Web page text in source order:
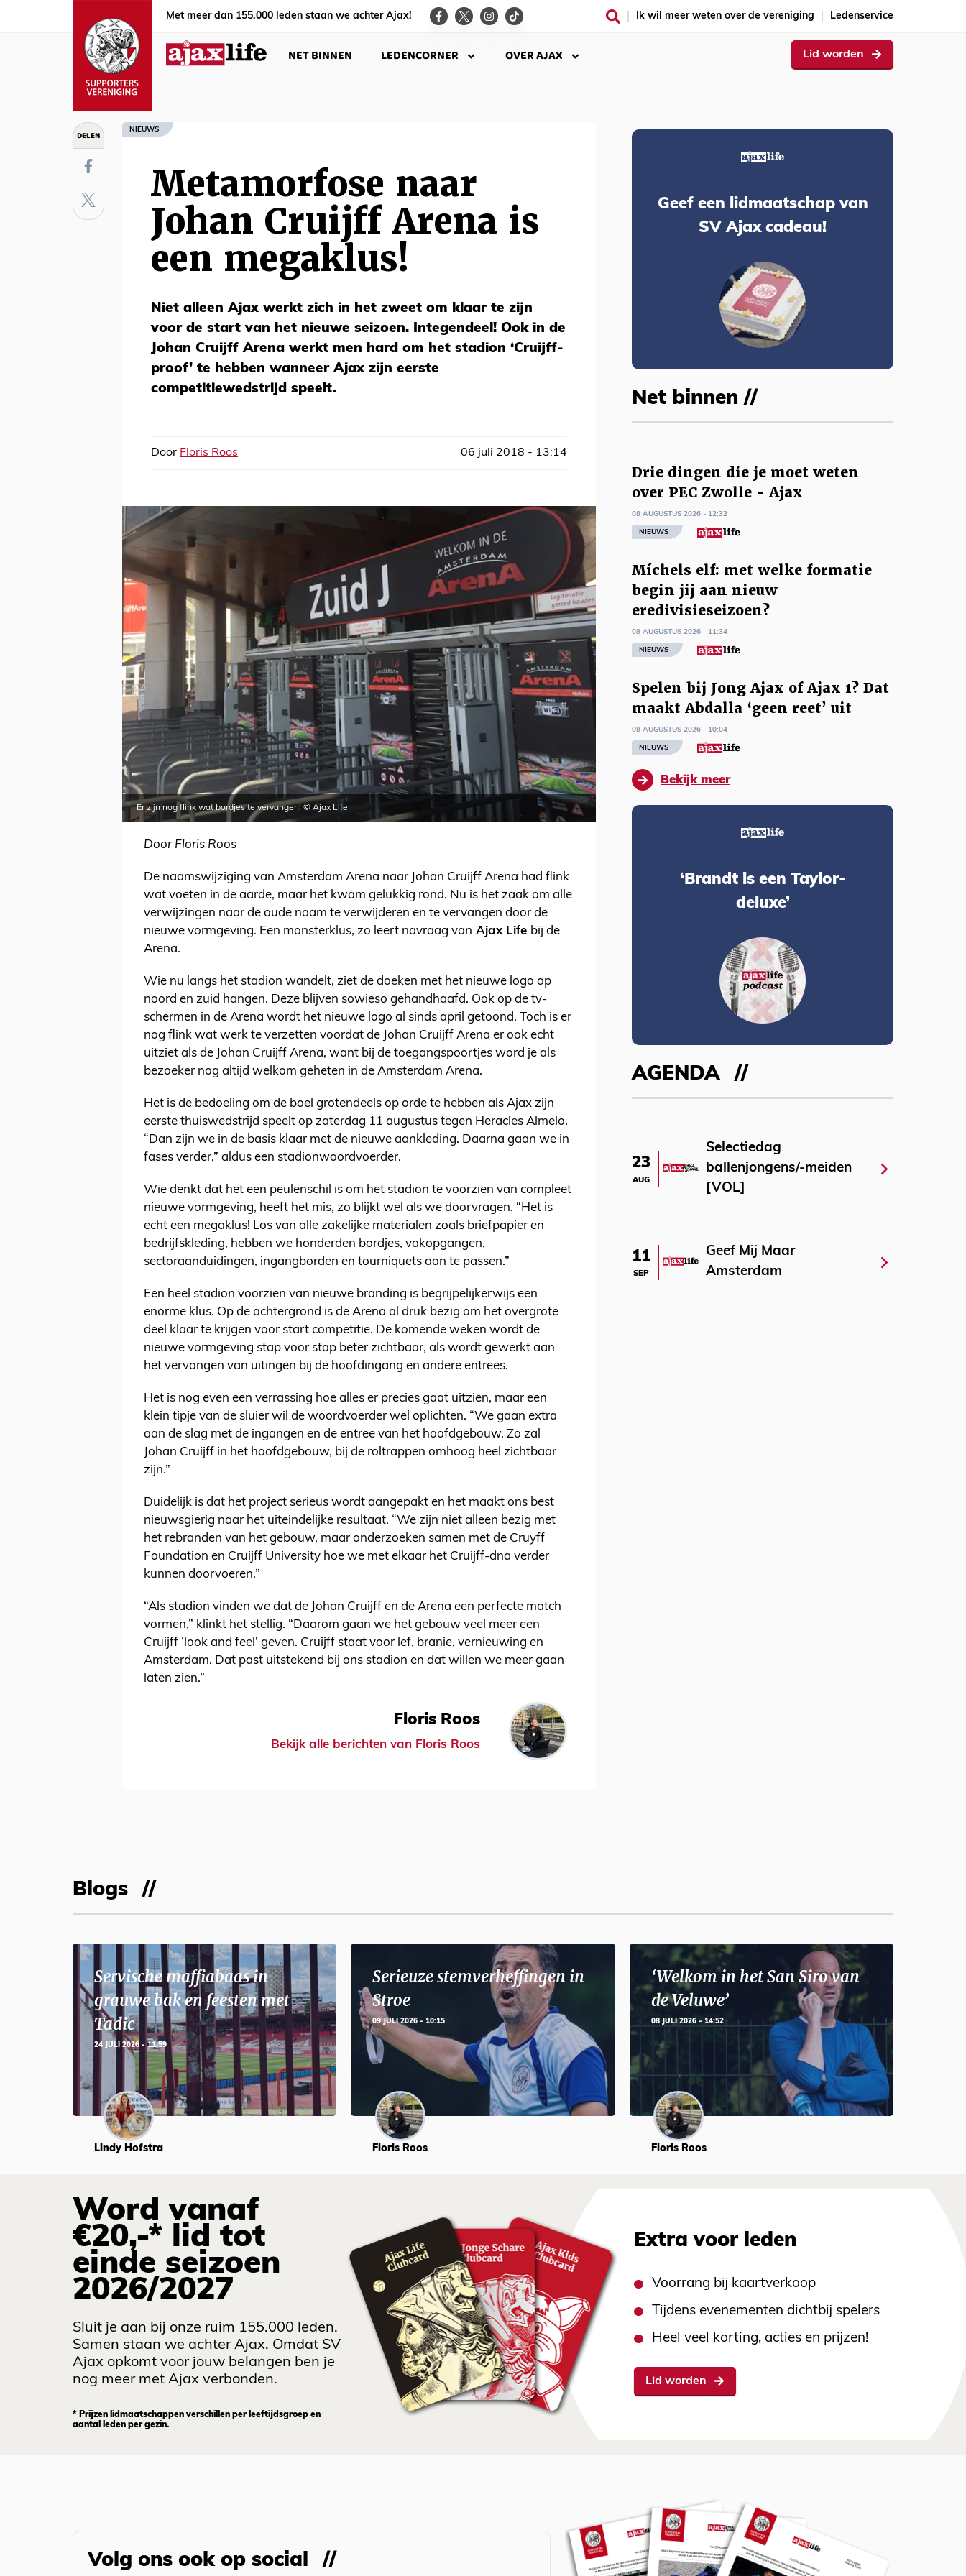
Met meer dan 155.000 leden staan we achter Ajax! Ik wil meer weten over de vereniging Ledenservice
NET BINNEN LEDENCORNER OVER AJAX Lid worden
DELEN NIEUWS
Metamorfose naar
Johan Cruijff Arena is
een megaklus!
Niet alleen Ajax werkt zich in het zweet om klaar te zijn
voor de start van het nieuwe seizoen. Integendeel! Ook in de
Johan Cruijff Arena werkt men hard om het stadion ‘Cruijff-
proof’ te hebben wanneer Ajax zijn eerste
competitiewedstrijd speelt.
Door Floris Roos 06 juli 2018 - 13:14
Er zijn nog flink wat bordjes te vervangen! © Ajax Life
Door Floris Roos
De naamswijziging van Amsterdam Arena naar Johan Cruijff Arena had flink
wat voeten in de aarde, maar het kwam gelukkig rond. Nu is het zaak om alle
verwijzingen naar de oude naam te verwijderen en te vervangen door de
nieuwe vormgeving. Een monsterklus, zo leert navraag van Ajax Life bij de
Arena.
Wie nu langs het stadion wandelt, ziet de doeken met het nieuwe logo op
noord en zuid hangen. Deze blijven sowieso gehandhaafd. Ook op de tv-
schermen in de Arena wordt het nieuwe logo al sinds april getoond. Toch is er
nog flink wat werk te verzetten voordat de Johan Cruijff Arena er ook echt
uitziet als de Johan Cruijff Arena, want bij de toegangspoortjes word je als
bezoeker nog altijd welkom geheten in de Amsterdam Arena.
Het is de bedoeling om de boel grotendeels op orde te hebben als Ajax zijn
eerste thuiswedstrijd speelt op zaterdag 11 augustus tegen Heracles Almelo.
“Dan zijn we in de basis klaar met de nieuwe aankleding. Daarna gaan we in
fases verder,” aldus een stadionwoordvoerder.
Wie denkt dat het een peulenschil is om het stadion te voorzien van compleet
nieuwe vormgeving, heeft het mis, zo blijkt wel als we doorvragen. “Het is
echt een megaklus! Los van alle zakelijke materialen zoals briefpapier en
bedrijfskleding, hebben we honderden bordjes, vakopgangen,
sectoraanduidingen, ingangborden en tourniquets aan te passen.”
Een heel stadion voorzien van nieuwe branding is begrijpelijkerwijs een
enorme klus. Op de achtergrond is de Arena al druk bezig om het overgrote
deel klaar te krijgen voor start competitie. De komende weken wordt de
nieuwe vormgeving stap voor stap beter zichtbaar, als wordt gewerkt aan
het vervangen van uitingen bij de hoofdingang en andere entrees.
Het is nog even een verrassing hoe alles er precies gaat uitzien, maar een
klein tipje van de sluier wil de woordvoerder wel oplichten. “We gaan extra
aan de slag met de ingangen en de entree van het hoofdgebouw. Zo zal
Johan Cruijff in het hoofdgebouw, bij de roltrappen omhoog heel zichtbaar
zijn.”
Duidelijk is dat het project serieus wordt aangepakt en het maakt ons best
nieuwsgierig naar het uiteindelijke resultaat. “We zijn niet alleen bezig met
het rebranden van het gebouw, maar onderzoeken samen met de Cruyff
Foundation en Cruijff University hoe we met elkaar het Cruijff-dna verder
kunnen doorvoeren.”
“Als stadion vinden we dat de Johan Cruijff en de Arena een perfecte match
vormen,” klinkt het stellig. “Daarom gaan we het gebouw veel meer een
Cruijff ‘look and feel’ geven. Cruijff staat voor lef, branie, vernieuwing en
Amsterdam. Dat past uitstekend bij ons stadion en dat willen we meer gaan
laten zien.”
Floris Roos
Bekijk alle berichten van Floris Roos
Geef een lidmaatschap van
SV Ajax cadeau!
Net binnen //
Drie dingen die je moet weten
over PEC Zwolle - Ajax
08 AUGUSTUS 2026 - 12:32
NIEUWS
Míchels elf: met welke formatie
begin jij aan nieuw
eredivisieseizoen?
08 AUGUSTUS 2026 - 11:34
NIEUWS
Spelen bij Jong Ajax of Ajax 1? Dat
maakt Abdalla ‘geen reet’ uit
08 AUGUSTUS 2026 - 10:04
NIEUWS
Bekijk meer
‘Brandt is een Taylor-
deluxe’
AGENDA
23
AUG
Selectiedag
ballenjongens/-meiden
[VOL]
11
SEP
Geef Mij Maar
Amsterdam
Blogs
Servische maffiabaas in
grauwe bak en feesten met
Tadic
24 JULI 2026 - 11:59
Lindy Hofstra
Serieuze stemverheffingen in
Stroe
09 JULI 2026 - 10:15
Floris Roos
‘Welkom in het San Siro van
de Veluwe’
08 JULI 2026 - 14:52
Floris Roos
Word vanaf
€20,-* lid tot
einde seizoen
2026/2027
Sluit je aan bij onze ruim 155.000 leden.
Samen staan we achter Ajax. Omdat SV
Ajax opkomt voor jouw belangen ben je
nog meer met Ajax verbonden.
* Prijzen lidmaatschappen verschillen per leeftijdsgroep en
aantal leden per gezin.
Extra voor leden
Voorrang bij kaartverkoop
Tijdens evenementen dichtbij spelers
Heel veel korting, acties en prijzen!
Lid worden
Volg ons ook op social